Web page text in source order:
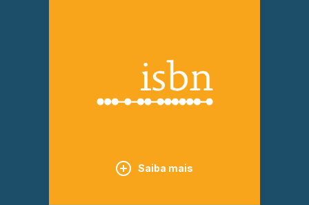
Saiba mais